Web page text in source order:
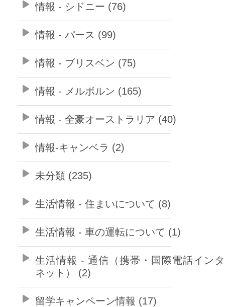
情報 - シドニー (76)
情報 - パース (99)
情報 - ブリスベン (75)
情報 - メルボルン (165)
情報 - 全豪オーストラリア (40)
情報-キャンベラ (2)
未分類 (235)
生活情報 - 住まいについて (8)
生活情報 - 車の運転について (1)
生活情報 - 通信（携帯・国際電話イン
ネット） (2)
留学キャンペーン情報 (17)